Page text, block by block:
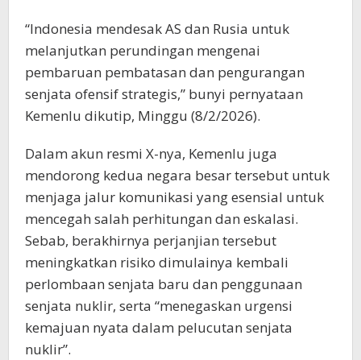
“Indonesia mendesak AS dan Rusia untuk
melanjutkan perundingan mengenai
pembaruan pembatasan dan pengurangan
senjata ofensif strategis,” bunyi pernyataan
Kemenlu dikutip, Minggu (8/2/2026).
Dalam akun resmi X-nya, Kemenlu juga
mendorong kedua negara besar tersebut untuk
menjaga jalur komunikasi yang esensial untuk
mencegah salah perhitungan dan eskalasi.
Sebab, berakhirnya perjanjian tersebut
meningkatkan risiko dimulainya kembali
perlombaan senjata baru dan penggunaan
senjata nuklir, serta “menegaskan urgensi
kemajuan nyata dalam pelucutan senjata
nuklir”.